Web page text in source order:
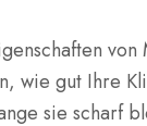
von
wie gut Ihre
sie scharf